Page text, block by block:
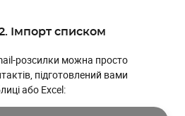
Імпорт списком
розсилки можна просто
підготовлений вами
або Excel: